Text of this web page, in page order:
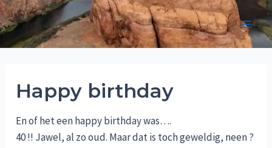
Skip
to
content
Main
Happy birthday
En of het een happy birthday was….
40 !! Jawel, al zo oud. Maar dat is toch geweldig, neen ?